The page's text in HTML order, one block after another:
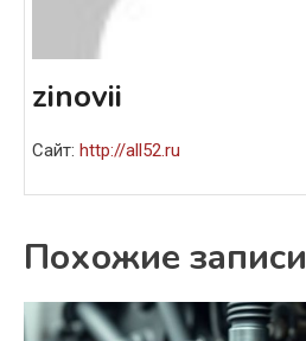
zinovii
Сайт: http://all52.ru
Похожие записи